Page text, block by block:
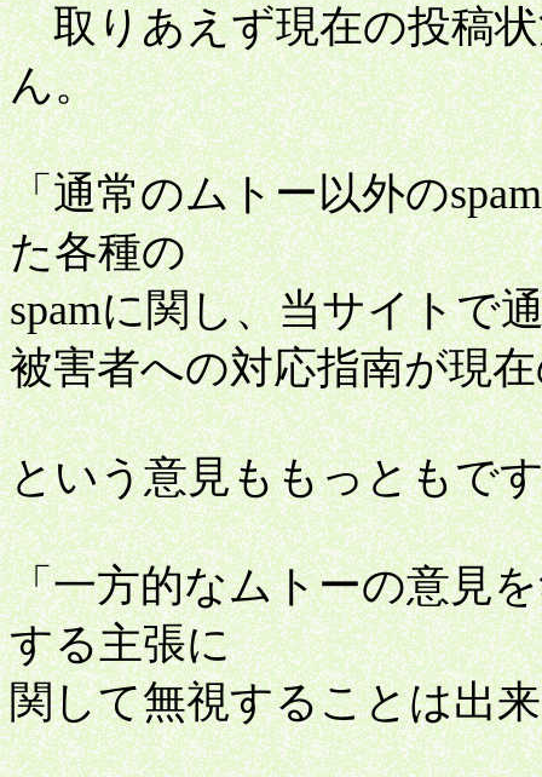
取りあえず現在の投稿状
ん。
「通常のムトー以外の
た各種の
spamに関し、当サイトで
被害者への対応指南が現
という意見ももっともで
「一方的なムトーの意見
する主張に
関して無視することは出